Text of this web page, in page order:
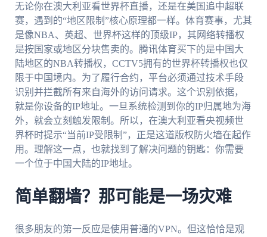
无论你在澳大利亚看世界杯直播，还是在美国追中超联
赛，遇到的“地区限制”核心原理都一样。体育赛事，尤其
是像NBA、英超、世界杯这样的顶级IP，其网络转播权
是按国家或地区分块售卖的。腾讯体育买下的是中国大
陆地区的NBA转播权，CCTV5拥有的世界杯转播权也仅
限于中国境内。为了履行合约，平台必须通过技术手段
识别并拦截所有来自海外的访问请求。这个识别依据，
就是你设备的IP地址。一旦系统检测到你的IP归属地为海
外，就会立刻触发限制。所以，在澳大利亚看央视频世
界杯时提示“当前IP受限制”，正是这道版权防火墙在起作
用。理解这一点，也就找到了解决问题的钥匙：你需要
一个位于中国大陆的IP地址。
简单翻墙？那可能是一场灾难
很多朋友的第一反应是使用普通的VPN。但这恰恰是观